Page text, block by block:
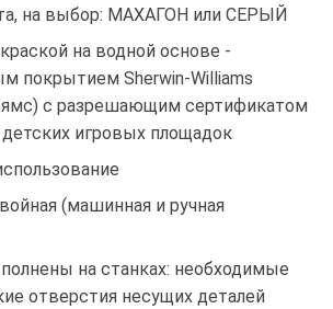
на выбор: МАХАГОН или СЕРЫЙ
на водной основе -
покрытием Sherwin-Williams
с разрешающим сертификатом
игровых площадок
(машинная и ручная
на станках: необходимые
отверстия несущих деталей